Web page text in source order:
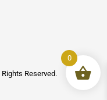
Rights Reserved.
0